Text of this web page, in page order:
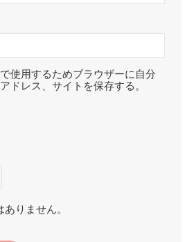
使用するためブラウザーに自分
ドレス、サイトを保存する。
りません。